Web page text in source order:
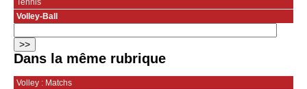
Volley-Ball
Dans la même rubrique
Volley : Matchs